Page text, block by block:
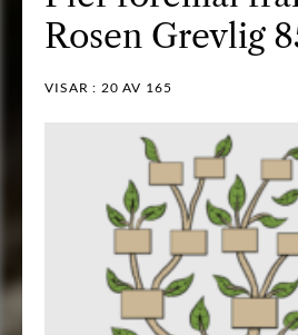
Rosen Grevlig
VISAR : 20 AV 165